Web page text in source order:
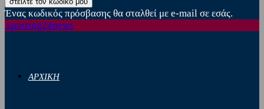
Ένας κωδικός πρόσβασης θα σταλθεί με e-mail σε εσάς.
sporting24news
ΑΡΧΙΚΗ